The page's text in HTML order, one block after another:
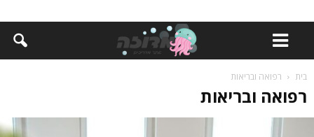
בית רפואה ובריאות
רפואה ובריאות